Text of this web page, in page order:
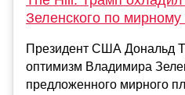
Зеленского по мирному
Президент США Дональд
оптимизм Владимира
предложенного мирного